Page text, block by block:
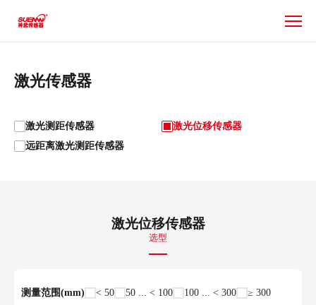
激光传感器
激光测距传感器
激光位移传感器
远距离激光测距传感器
激光位移传感器
选型
测量范围(mm) < 50 50 ... < 100 100 ... < 300 ≥ 300